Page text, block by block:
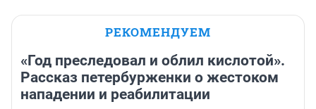
РЕКОМЕНДУЕМ
«Год преследовал и облил кислотой».
Рассказ петербурженки о жестоком
нападении и реабилитации